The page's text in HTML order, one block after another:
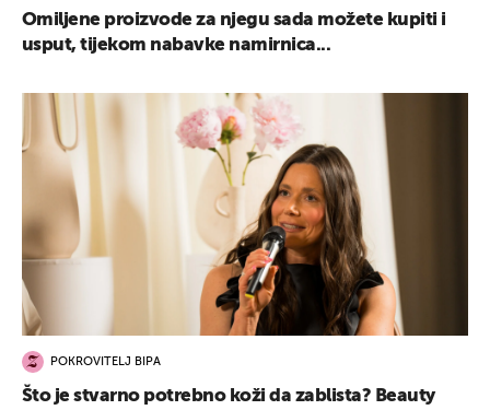
Omiljene proizvode za njegu sada možete kupiti i
usput, tijekom nabavke namirnica...
POKROVITELJ BIPA
Što je stvarno potrebno koži da zablista? Beauty